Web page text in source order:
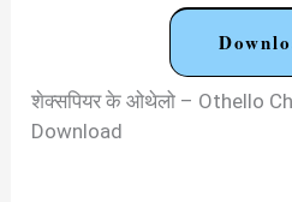
शेक्सपियर के ओथेलो – Othello
Download